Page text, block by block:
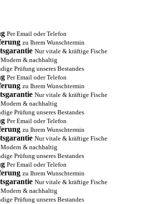
Per Email oder Telefon
zu Ihrem Wunschtermin
Nur vitale & kräftige Fische
Modern & nachhaltig
Prüfung unseres Bestandes
Per Email oder Telefon
zu Ihrem Wunschtermin
Nur vitale & kräftige Fische
Modern & nachhaltig
Prüfung unseres Bestandes
Per Email oder Telefon
zu Ihrem Wunschtermin
Nur vitale & kräftige Fische
Modern & nachhaltig
Prüfung unseres Bestandes
Per Email oder Telefon
zu Ihrem Wunschtermin
Nur vitale & kräftige Fische
Modern & nachhaltig
Prüfung unseres Bestandes